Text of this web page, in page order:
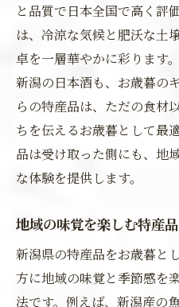
と品質で日本全国で高く評
は、冷涼な気候と肥沃な土
卓を一層華やかに彩ります
新潟の日本酒も、お歳暮の
らの特産品は、ただの食材
ちを伝えるお歳暮として最
品は受け取った側にも、地
な体験を提供します。
地域の味覚を楽しむ特産
新潟県の特産品をお歳暮と
方に地域の味覚と季節感を
法です。例えば、新潟産の